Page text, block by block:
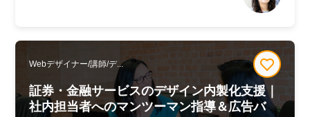
Webデザイナー/講師/デ...
証券・金融サービスのデザイン内製化支援｜
社内担当者へのマンツーマン指導＆広告バ